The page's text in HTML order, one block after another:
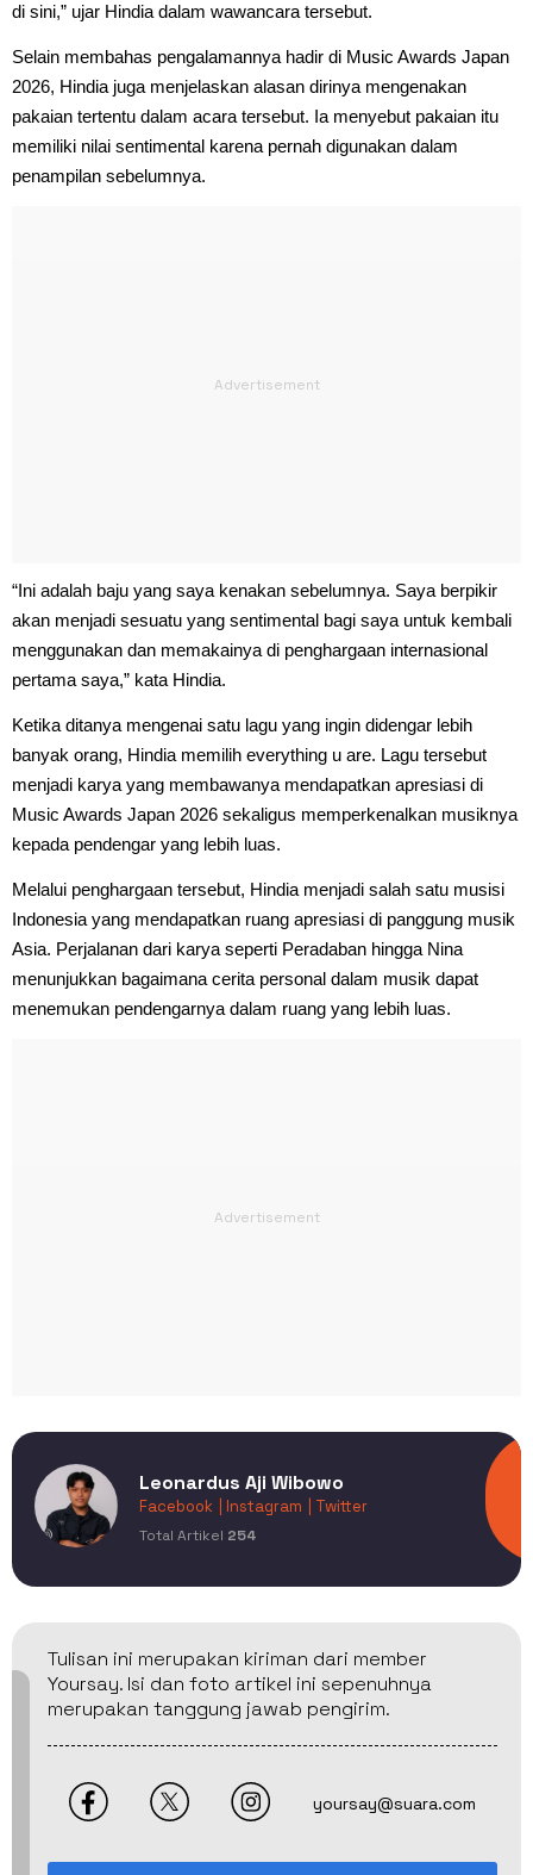
di sini,” ujar Hindia dalam wawancara tersebut.
Selain membahas pengalamannya hadir di Music Awards Japan
2026, Hindia juga menjelaskan alasan dirinya mengenakan
pakaian tertentu dalam acara tersebut. Ia menyebut pakaian itu
memiliki nilai sentimental karena pernah digunakan dalam
penampilan sebelumnya.
“Ini adalah baju yang saya kenakan sebelumnya. Saya berpikir
akan menjadi sesuatu yang sentimental bagi saya untuk kembali
menggunakan dan memakainya di penghargaan internasional
pertama saya,” kata Hindia.
Ketika ditanya mengenai satu lagu yang ingin didengar lebih
banyak orang, Hindia memilih everything u are. Lagu tersebut
menjadi karya yang membawanya mendapatkan apresiasi di
Music Awards Japan 2026 sekaligus memperkenalkan musiknya
kepada pendengar yang lebih luas.
Melalui penghargaan tersebut, Hindia menjadi salah satu musisi
Indonesia yang mendapatkan ruang apresiasi di panggung musik
Asia. Perjalanan dari karya seperti Peradaban hingga Nina
menunjukkan bagaimana cerita personal dalam musik dapat
menemukan pendengarnya dalam ruang yang lebih luas.
Leonardus Aji Wibowo
Facebook | Instagram | Twitter
Total Artikel 254
Tulisan ini merupakan kiriman dari member
Yoursay. Isi dan foto artikel ini sepenuhnya
merupakan tanggung jawab pengirim.
yoursay@suara.com